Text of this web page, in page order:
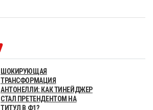
ШОКИРУЮЩАЯ
ТРАНСФОРМАЦИЯ
АНТОНЕЛЛИ: КАК ТИНЕЙДЖЕР
СТАЛ ПРЕТЕНДЕНТОМ НА
ТИТУЛ В Ф1?